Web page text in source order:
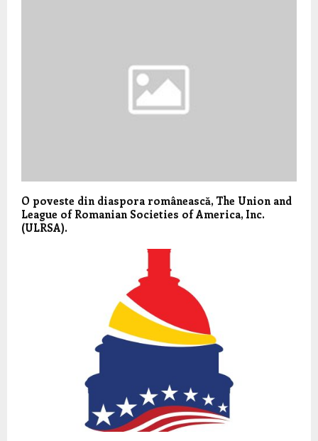
O poveste din diaspora românească, The Union and
League of Romanian Societies of America, Inc.
(ULRSA).